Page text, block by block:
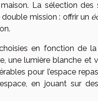
La sélection des
mission : offrir un
en fonction de la
une lumière blanche et
pour l’espace
en jouant sur